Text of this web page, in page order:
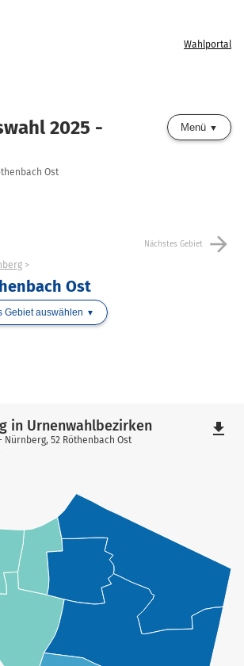
Wahlportal
2025 -
Ost
Menü
Nächstes Gebiet arrow_forward
Ost
Gebiet auswählen
in Urnenwahlbezirken
Nürnberg, 52 Röthenbach Ost
file_download